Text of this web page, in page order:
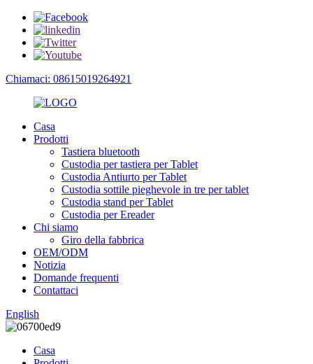
Chiamaci: 08615019264921
Casa
Prodotti
Tastiera bluetooth
Custodia per tastiera per Tablet
Custodia Antiurto per Tablet
Custodia sottile pieghevole in tre per tablet
Custodia stand per Tablet
Custodia per Ereader
Chi siamo
Giro della fabbrica
OEM/ODM
Notizia
Domande frequenti
Contattaci
English
Casa